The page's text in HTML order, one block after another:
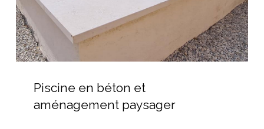
béton
Piscine en béton et
aménagement paysager